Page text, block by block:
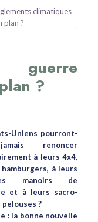
climatiques
plan ?
guerre
?
Uniens pourront-
renoncer
à leurs 4x4,
à leurs
manoirs de
et à leurs sacro-
?
: la bonne nouvelle